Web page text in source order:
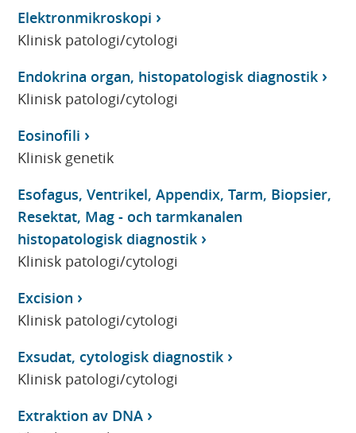
Elektronmikroskopi
Klinisk patologi/cytologi
Endokrina organ, histopatologisk diagnostik
Klinisk patologi/cytologi
Eosinofili
Klinisk genetik
Esofagus, Ventrikel, Appendix, Tarm, Biopsier,
Resektat, Mag - och tarmkanalen
histopatologisk diagnostik
Klinisk patologi/cytologi
Excision
Klinisk patologi/cytologi
Exsudat, cytologisk diagnostik
Klinisk patologi/cytologi
Extraktion av DNA